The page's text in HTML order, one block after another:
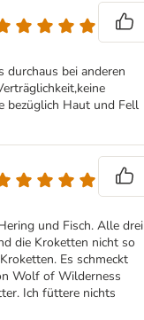
durchaus bei anderen
bezüglich Haut und Fell
und Fisch. Alle drei
die Kroketten nicht so
Es schmeckt
Wolf of Wilderness
Ich füttere nichts